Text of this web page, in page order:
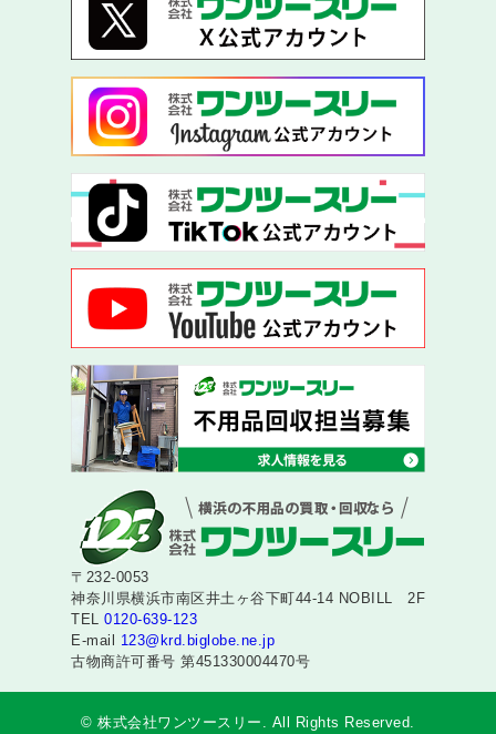
〒232-0053
神奈川県横浜市南区井土ヶ谷下町44-14 NOBILL 2F
TEL 0120-639-123
E-mail 123@krd.biglobe.ne.jp
古物商許可番号 第451330004470号
© 株式会社ワンツースリー. All Rights Reserved.